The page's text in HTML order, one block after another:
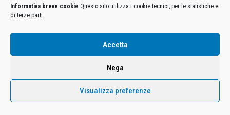
Informativa breve cookie Questo sito utilizza i cookie tecnici, per le statistiche e
di terze parti.
Accetta
Nega
Visualizza preferenze